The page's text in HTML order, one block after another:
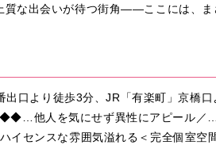
な出会いが待つ街角――ここには、ま
出口より徒歩3分、JR「有楽町」京
他人を気にせず異性にアピール／
イセンスな雰囲気溢れる＜完全個室